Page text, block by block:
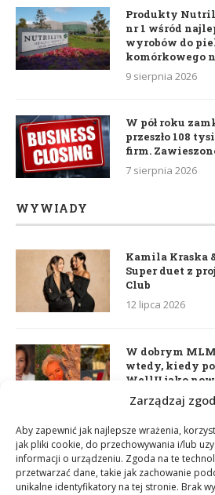
Zarządzaj
Aby zapewnić jak najlepsze wrażenia,
jak pliki cookie, do przechowywania i/lub
informacji o urządzeniu. Zgoda na te
przetwarzać dane, takie jak zachowanie
unikalne identyfikatory na tej stronie. Brak
Produkty
nr 1 wśród
wyrobów do
komórkowego
9 sierpnia 2026
W pół roku
przeszło 108
firm.
7 sierpnia 2026
WYWIADY
Kamila Kraska
Super duet z
Club
12 lipca 2026
W dobrym
wtedy, kiedy
WellU jako
lidera
Daria Dudzik.
17 kwietnia 2026